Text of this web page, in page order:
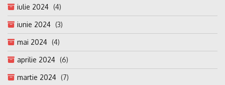
iulie 2024 (4)
iunie 2024 (3)
mai 2024 (4)
aprilie 2024 (6)
martie 2024 (7)